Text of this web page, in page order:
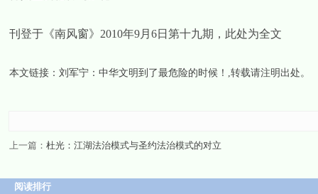
刊登于《南风窗》2010年9月6日第十九期，此处为全文
本文链接： 刘军宁：中华文明到了最危险的时候！ ,转载请注明出处。
上一篇： 杜光：江湖法治模式与圣约法治模式的对立
阅读排行